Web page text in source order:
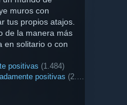
muros con
tus propios atajos.
de la manera más
en solitario o con
positivas (1.484)
positivas (2.409)